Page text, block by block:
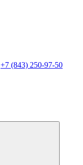
+7 (843) 250-97-50